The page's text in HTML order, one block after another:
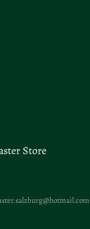
Store